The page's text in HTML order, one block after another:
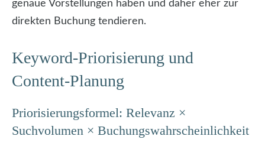
genaue Vorstellungen haben und daher eher zur
direkten Buchung tendieren.
Keyword-Priorisierung und
Content-Planung
Priorisierungsformel: Relevanz ×
Suchvolumen × Buchungs­wahrscheinlichkeit